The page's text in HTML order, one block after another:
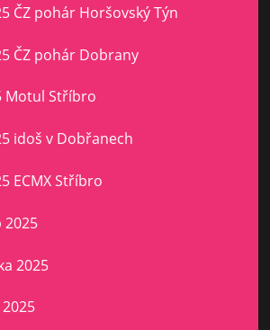
ČZ pohár Horšovský Týn
ČZ pohár Dobrany
Motul Stříbro
idoš v Dobřanech
ECMX Stříbro
2025
2025
2025